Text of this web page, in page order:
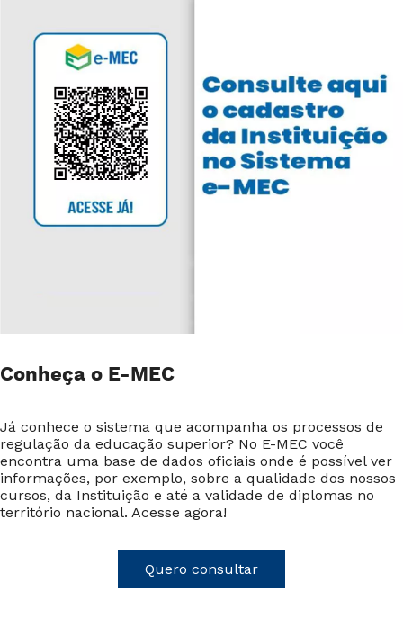
Conheça o E-MEC
Já conhece o sistema que acompanha os processos de
regulação da educação superior? No E-MEC você
encontra uma base de dados oficiais onde é possível ver
informações, por exemplo, sobre a qualidade dos nossos
cursos, da Instituição e até a validade de diplomas no
território nacional. Acesse agora!
Quero consultar